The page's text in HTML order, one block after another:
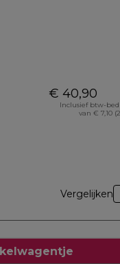
€ 40,90
Inclusief btw-
van € 7,10
Vergelijken